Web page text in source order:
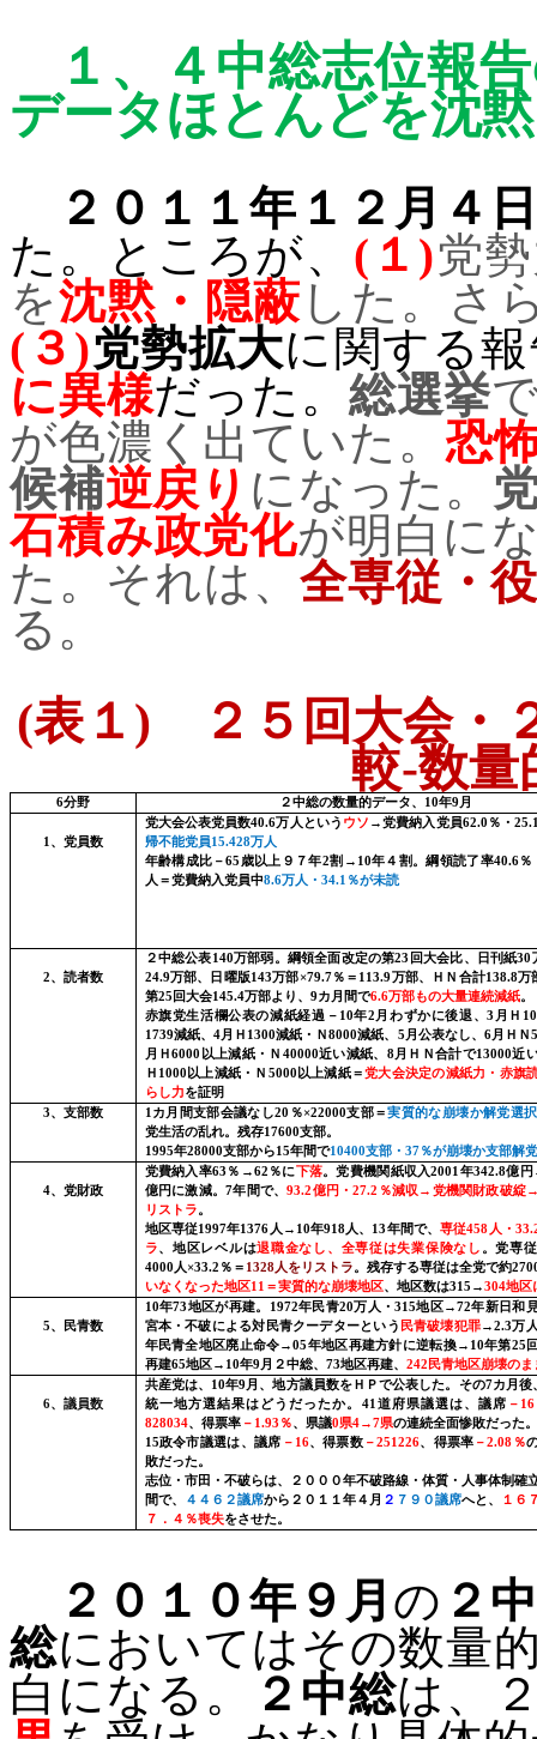
１、
４中総志位報
データほとんどを沈
２０１１年１２月４日
た。ところが、 ( １ )党
を沈黙・隠蔽 した。さ
( ３ )党勢拡大に関する
に異様だった。 総選挙
が色濃く出ていた。 恐
候補逆戻り になった。
石積み政党化が明白に
た。それは、全専従・
る。
(表１ ) ２５回大会・
較-数量
6分野 ２中総の数量的データ、 10年9 月
1 、党員数
党大会公表党員数40.6万人という ウソ →党費納入党員62.0 ％・
帰不能党員15.428万人
年齢構成比－65 歳以上９７年2割→ 10年４割。綱領読了率40.6％
人＝党費納入党員中8.6万人・ 34.1 ％が未読
2、読者数
２中総公表140万部弱。綱領全面改定の第23 回大会比、日刊紙30
24.9万部、日曜版143万部×79.7％＝ 113.9万部、ＨＮ合計138.8万
第25 回大会145.4万部より、 9カ月間で6.6万部もの大量連続減紙。
赤旗党生活欄公表の減紙経過 － 10年2 月わずかに後退、3 月Ｈ
1739減紙、 4月Ｈ 1300減紙・Ｎ8000減紙、 5 月公表なし、 6月ＨＮ
月Ｈ6000 以上減紙・Ｎ 40000近い減紙、 8月ＨＮ合計で13000近
Ｈ 1000 以上減紙・Ｎ 5000 以上減紙＝党大会決定の減紙力・赤旗
らし力を証明
3、支部数 1 カ月間支部会議なし20 ％×22000支部＝実質的な崩壊か解党選択
党生活の乱れ。残存17600支部。
1995年28000支部から15年間で10400支部・ 37％が崩壊か支部解
4、党財政
党費納入率63 ％→62 ％に下落。党費機関紙収入2001 年342.8億
億円に激減。7年間で、93.2億円・27.2 ％減収→党機関財政破綻
リストラ。
地区専従1997年1376 人→ 10年918人、 13年間で、専従458 人・
ラ、地区レベルは退職金なし、全専従は失業保険なし 。党専
4000 人×33.2 ％＝ 1328人をリストラ。残存する専従は全党で約
いなくなった地区11 ＝実質的な崩壊地区、地区数は315 →304地区
5、民青数
10年73地区が再建。 1972年民青20万人・315地区→72年新日和
宮本・不破による対民青クーデターという 民青破壊犯罪→2.3万
年民青全地区廃止命令→05年地区再建方針に逆転換→ 10年第25
再建65地区→ 10年9 月２中総、 73地区再建、 242 民青地区崩壊のま
6、議員数
共産党は、 10年9 月 、地方議員数をＨＰで公表した。その7カ月後
統一地方選結果はどうだったか。 41 道府県議選は、議席 － 16
828034、得票率－ 1.93 ％、県議0県4→7県の連続全面惨敗だった。
15政令市議選は、議席 － 16、得票数－251226、得票率 －2.08 ％
敗だった。
志位・市田・不破らは、
２０００年不破路線・体質・人事体制確
間で、 ４４６２議席から２０１１年４月 ２ ７９０議席へと、
１６
７．４％喪失をさせた。
２０１０年９月 の ２
総においてはその数量
白になる。
２中総は、